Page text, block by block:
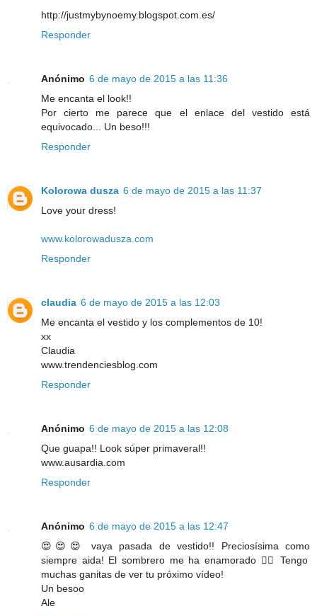
http://justmybynoemy.blogspot.com.es/
Responder
Anónimo 6 de mayo de 2015 a las 11:36
Me encanta el look!!
Por cierto me parece que el enlace del vestido está
equivocado... Un beso!!!
Responder
Kolorowa dusza 6 de mayo de 2015 a las 11:37
Love your dress!
www.kolorowadusza.com
Responder
claudia 6 de mayo de 2015 a las 12:03
Me encanta el vestido y los complementos de 10!
xx
Claudia
www.trendenciesblog.com
Responder
Anónimo 6 de mayo de 2015 a las 12:08
Que guapa!! Look súper primaveral!!
www.ausardia.com
Responder
Anónimo 6 de mayo de 2015 a las 12:47
😍😍😍 vaya pasada de vestido!! Preciosísima como
siempre aida! El sombrero me ha enamorado 👌🏼 Tengo
muchas ganitas de ver tu próximo vídeo!
Un besoo
Ale